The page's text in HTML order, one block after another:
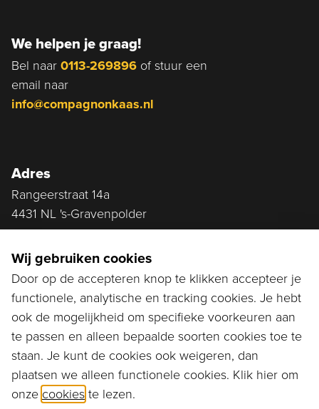
We helpen je graag!
Bel naar 0113-269896 of stuur een
email naar
info@compagnonkaas.nl
Adres
Rangeerstraat 14a
4431 NL 's-Gravenpolder
Ga naar...
Bestellen
Diensten
Assortiment
Wij gebruiken cookies
Door op de accepteren knop te klikken accepteer je
functionele, analytische en tracking cookies. Je hebt
ook de mogelijkheid om specifieke voorkeuren aan
te passen en alleen bepaalde soorten cookies toe te
staan. Je kunt de cookies ook weigeren, dan
plaatsen we alleen functionele cookies. Klik hier om
onze cookies te lezen.